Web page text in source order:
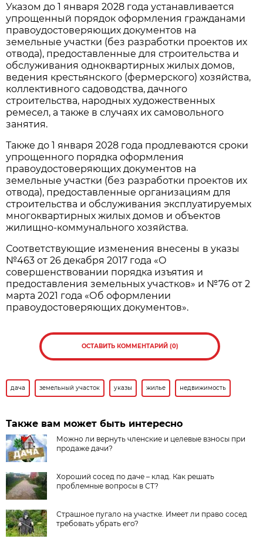
Указом до 1 января 2028 года устанавливается
упрощенный порядок оформления гражданами
правоудостоверяющих документов на
земельные участки (без разработки проектов их
отвода), предоставленные для строительства и
обслуживания одноквартирных жилых домов,
ведения крестьянского (фермерского) хозяйства,
коллективного садоводства, дачного
строительства, народных художественных
ремесел, а также в случаях их самовольного
занятия.
Также до 1 января 2028 года продлеваются сроки
упрощенного порядка оформления
правоудостоверяющих документов на
земельные участки (без разработки проектов их
отвода), предоставленные организациям для
строительства и обслуживания эксплуатируемых
многоквартирных жилых домов и объектов
жилищно-коммунального хозяйства.
Соответствующие изменения внесены в указы
№463 от 26 декабря 2017 года «О
совершенствовании порядка изъятия и
предоставления земельных участков» и №76 от 2
марта 2021 года «Об оформлении
правоудостоверяющих документов».
ОСТАВИТЬ КОММЕНТАРИЙ (0)
дача земельный участок указы жилье недвижимость
Также вам может быть интересно
​Можно ли вернуть членские и целевые взносы при
продаже дачи?
Хороший сосед по даче – клад. Как решать
проблемные вопросы в СТ?
Страшное пугало на участке. Имеет ли право сосед
требовать убрать его?